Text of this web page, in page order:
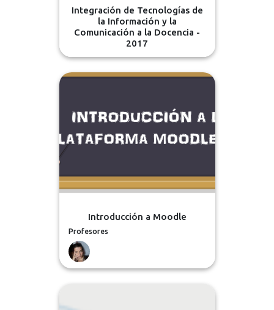
Integración de Tecnologías de
la Información y la
Comunicación a la Docencia -
2017
Introducción a Moodle
Profesores